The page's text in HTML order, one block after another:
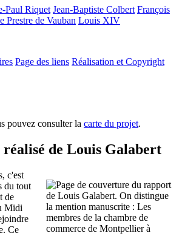
Paul Riquet Jean-Baptiste Colbert François
Prestre de Vauban Louis XIV
Page des liens Réalisation et Copyright
pouvez consulter la carte du projet.
de Louis Galabert
c'est
du tout
de
Midi
Ce